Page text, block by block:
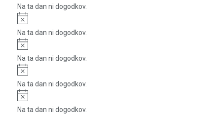
Na ta dan ni dogodkov.
Notice
Na ta dan ni dogodkov.
Notice
Na ta dan ni dogodkov.
Notice
Na ta dan ni dogodkov.
Notice
Na ta dan ni dogodkov.